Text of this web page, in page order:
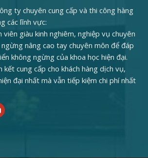
ty chuyên cung cấp và thi công hàng
các lĩnh vực:
giàu kinh nghiêm, nghiệp vụ chuyên
nâng cao tay chuyên môn để đáp
không ngừng của khoa học hiện đại.
kết cung cấp cho khách hàng dịch vụ,
đại nhất mà vẫn tiếp kiệm chi phí nhất